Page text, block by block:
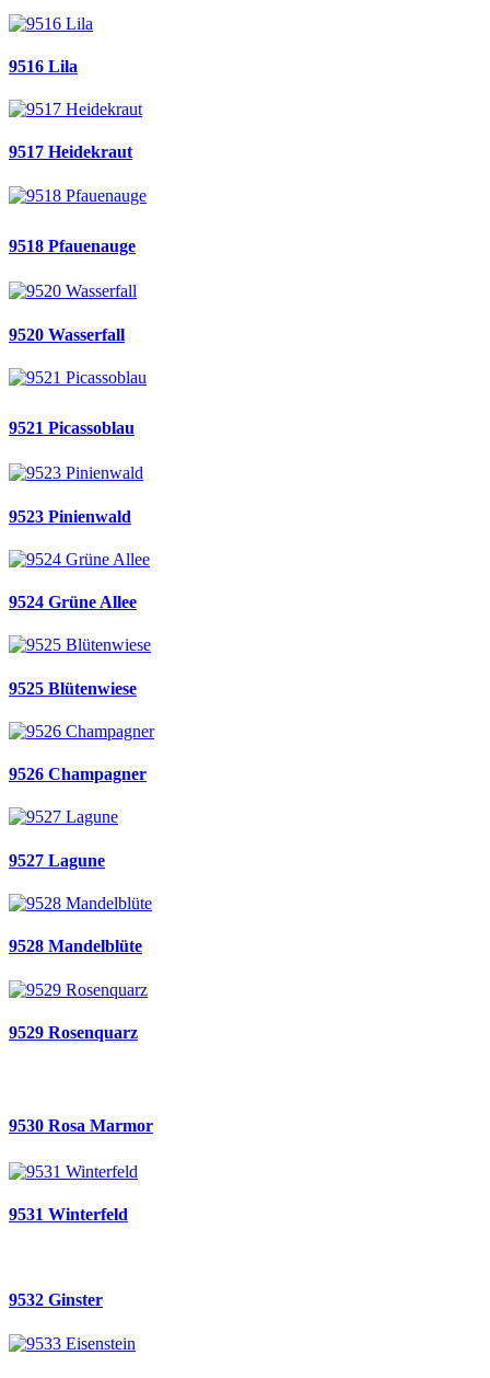
9516 Lila
9517 Heidekraut
9518 Pfauenauge
9520 Wasserfall
9521 Picassoblau
9523 Pinienwald
9524 Grüne Allee
9525 Blütenwiese
9526 Champagner
9527 Lagune
9528 Mandelblüte
9529 Rosenquarz
9530 Rosa Marmor
9531 Winterfeld
9532 Ginster